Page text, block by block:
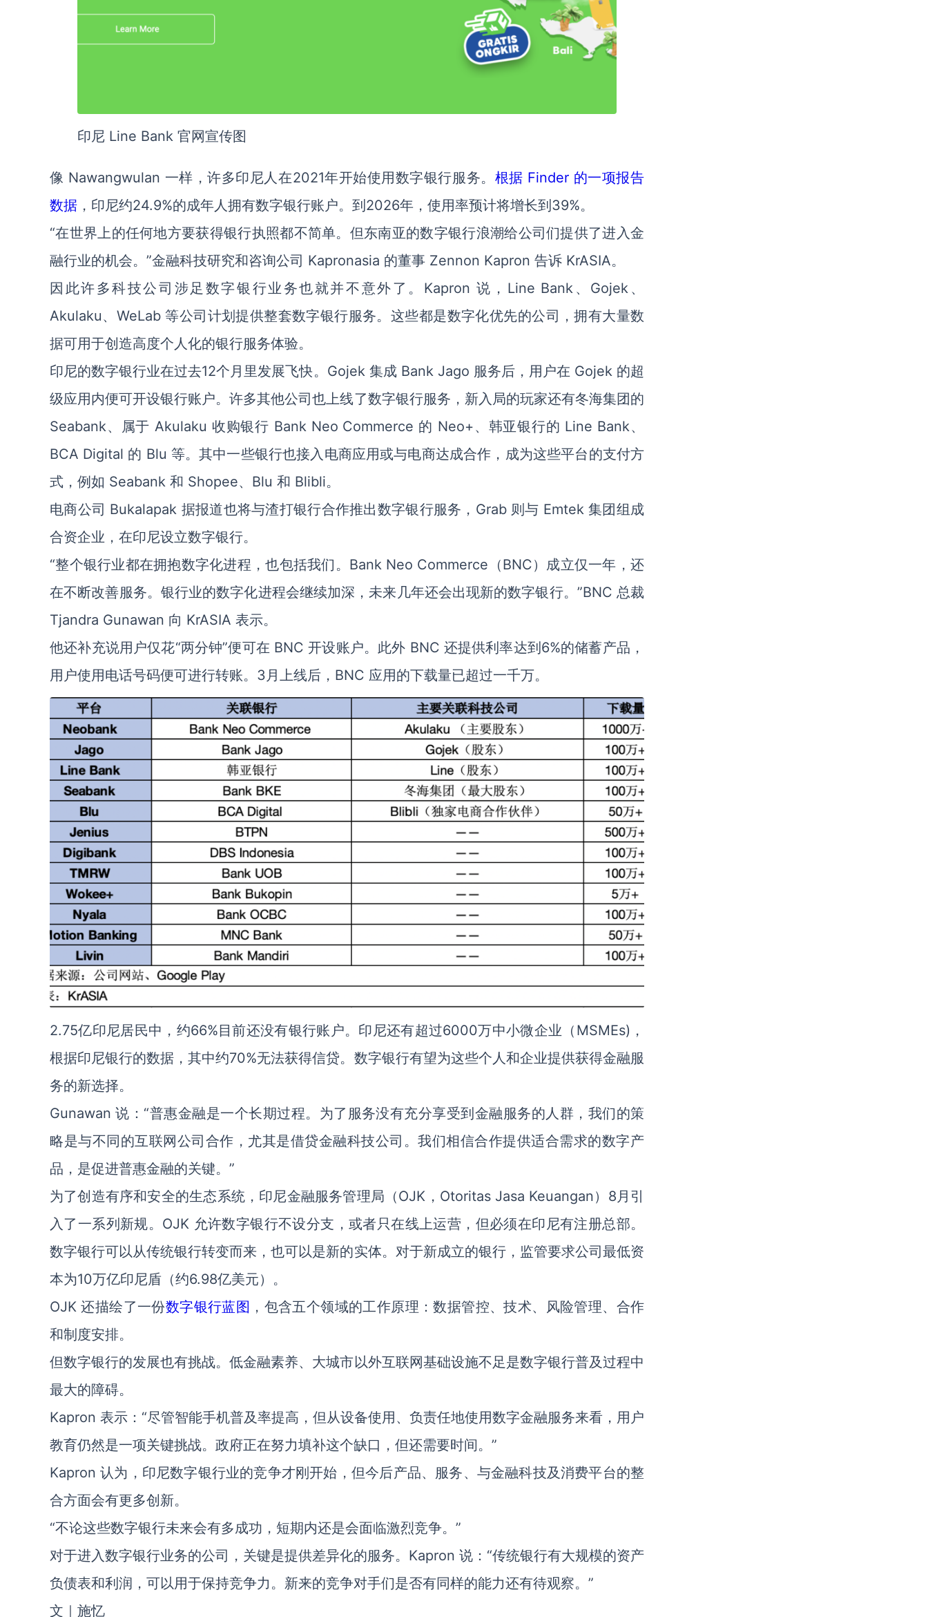
印尼 Line Bank 官网宣传图
像 Nawangwulan 一样，许多印尼人在2021年开始使用数字银行服务。 根据 Finder 的一项报告
数据 ，印尼约24.9%的成年人拥有数字银行账户。到2026年，使用率预计将增长到39%。
“在世界上的任何地方要获得银行执照都不简单。但东南亚的数字银行浪潮给公司们提供了进入金
融行业的机会。”金融科技研究和咨询公司 Kapronasia 的董事 Zennon Kapron 告诉 KrASIA。
因此许多科技公司涉足数字银行业务也就并不意外了。Kapron 说，Line Bank、Gojek、
Akulaku、WeLab 等公司计划提供整套数字银行服务。这些都是数字化优先的公司，拥有大量数
据可用于创造高度个人化的银行服务体验。
印尼的数字银行业在过去12个月里发展飞快。Gojek 集成 Bank Jago 服务后，用户在 Gojek 的超
级应用内便可开设银行账户。许多其他公司也上线了数字银行服务，新入局的玩家还有冬海集团的
Seabank、属于 Akulaku 收购银行 Bank Neo Commerce 的 Neo+、韩亚银行的 Line Bank、
BCA Digital 的 Blu 等。其中一些银行也接入电商应用或与电商达成合作，成为这些平台的支付方
式，例如 Seabank 和 Shopee、Blu 和 Blibli。
电商公司 Bukalapak 据报道也将与渣打银行合作推出数字银行服务，Grab 则与 Emtek 集团组成
合资企业，在印尼设立数字银行。
“整个银行业都在拥抱数字化进程，也包括我们。Bank Neo Commerce（BNC）成立仅一年，还
在不断改善服务。银行业的数字化进程会继续加深，未来几年还会出现新的数字银行。”BNC 总裁
Tjandra Gunawan 向 KrASIA 表示。
他还补充说用户仅花“两分钟”便可在 BNC 开设账户。此外 BNC 还提供利率达到6%的储蓄产品，
用户使用电话号码便可进行转账。3月上线后，BNC 应用的下载量已超过一千万。
2.75亿印尼居民中，约66%目前还没有银行账户。印尼还有超过6000万中小微企业（MSMEs)，
根据印尼银行的数据，其中约70%无法获得信贷。数字银行有望为这些个人和企业提供获得金融服
务的新选择。
Gunawan 说：“普惠金融是一个长期过程。为了服务没有充分享受到金融服务的人群，我们的策
略是与不同的互联网公司合作，尤其是借贷金融科技公司。我们相信合作提供适合需求的数字产
品，是促进普惠金融的关键。”
为了创造有序和安全的生态系统，印尼金融服务管理局（OJK，Otoritas Jasa Keuangan）8月引
入了一系列新规。OJK 允许数字银行不设分支，或者只在线上运营，但必须在印尼有注册总部。
数字银行可以从传统银行转变而来，也可以是新的实体。对于新成立的银行，监管要求公司最低资
本为10万亿印尼盾（约6.98亿美元）。
OJK 还描绘了一份数字银行蓝图 ，包含五个领域的工作原理：数据管控、技术、风险管理、合作
和制度安排。
但数字银行的发展也有挑战。低金融素养、大城市以外互联网基础设施不足是数字银行普及过程中
最大的障碍。
Kapron 表示：“尽管智能手机普及率提高，但从设备使用、负责任地使用数字金融服务来看，用户
教育仍然是一项关键挑战。政府正在努力填补这个缺口，但还需要时间。”
Kapron 认为，印尼数字银行业的竞争才刚开始，但今后产品、服务、与金融科技及消费平台的整
合方面会有更多创新。
“不论这些数字银行未来会有多成功，短期内还是会面临激烈竞争。”
对于进入数字银行业务的公司，关键是提供差异化的服务。Kapron 说：“传统银行有大规模的资产
负债表和利润，可以用于保持竞争力。新来的竞争对手们是否有同样的能力还有待观察。”
文｜施忆